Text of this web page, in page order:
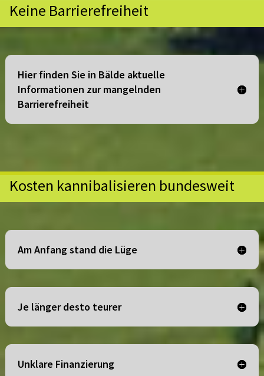
Keine Barrierefreiheit
Hier finden Sie in Bälde aktuelle
Informationen zur mangelnden
Barrierefreiheit
Kosten kannibalisieren bundesweit
Am Anfang stand die Lüge
Je länger desto teurer
Unklare Finanzierung